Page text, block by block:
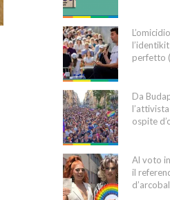
perfetto
Da
ospite
Al voto
il